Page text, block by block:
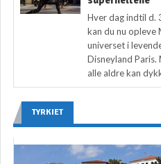
Hver dag indtil d.
kan du nu opleve
universet i
Disneyland Paris.
alle aldre kan
TYRKIET